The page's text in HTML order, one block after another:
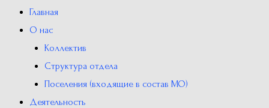
Главная
О нас
Коллектив
Структура отдела
Поселения (входящие в состав МО)
Деятельность